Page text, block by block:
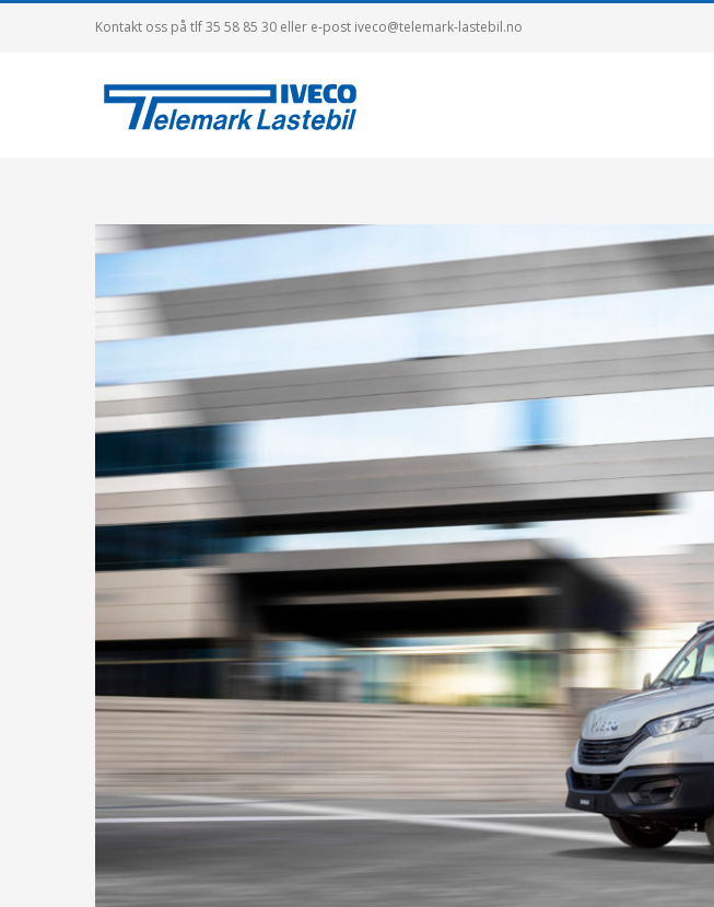
Kontakt oss på tlf 35 58 85 30 eller e-post iveco@telemark-lastebil.no
View
Image